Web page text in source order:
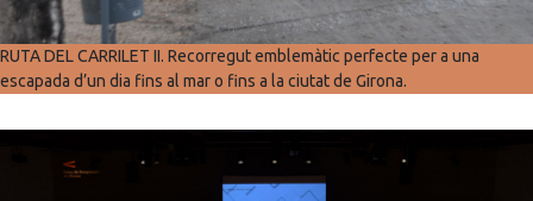
RUTA DEL CARRILET II. Recorregut emblemàtic perfecte per a una
escapada d’un dia fins al mar o fins a la ciutat de Girona.